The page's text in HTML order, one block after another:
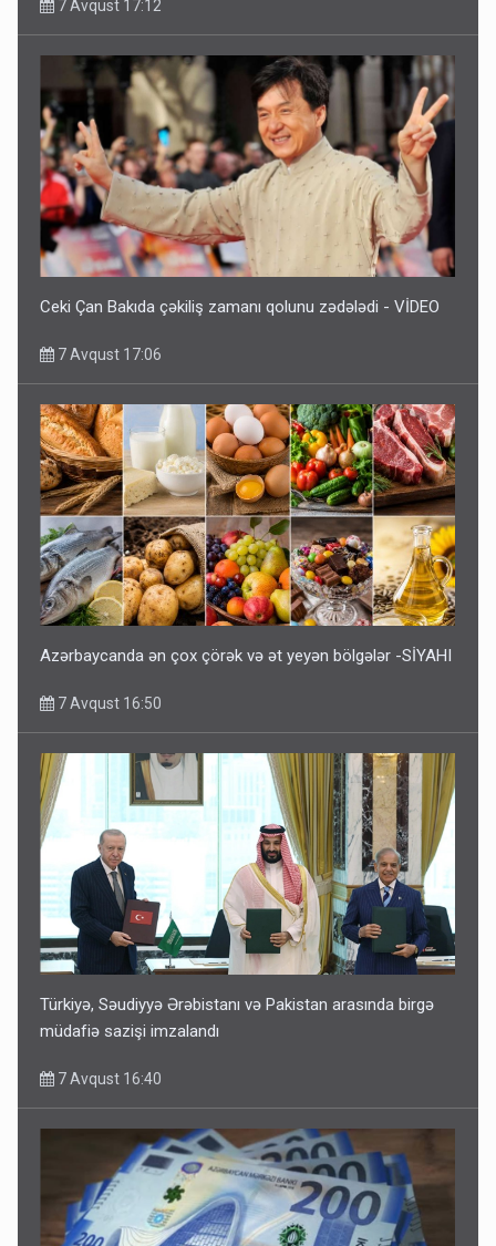
7 Avqust 17:12
Ceki Çan Bakıda çəkiliş zamanı qolunu zədələdi - VİDEO
7 Avqust 17:06
Azərbaycanda ən çox çörək və ət yeyən bölgələr -SİYAHI
7 Avqust 16:50
Türkiyə, Səudiyyə Ərəbistanı və Pakistan arasında birgə
müdafiə sazişi imzalandı
7 Avqust 16:40